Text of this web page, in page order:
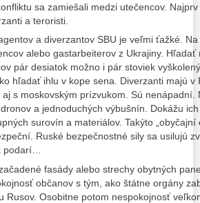
sa zamiešali medzi utečencov.
a teroristi.
a diverzantov SBU je veľmi ťažké.
alebo gastarbeiterov z Ukrajiny.
pár desiatok možno i pár stoviek
hľadať ihlu v kope sena. Diverzanti majú
s moskovským prízvukom. Sú nenápadní.
a jednoduchých výbušnín. Dokážu
surovín a materiálov. Takýto
Ruské bezpečnostné sily sa usilujú
podarí…
fasády alebo strechy obytných
občanov s tým, ako štátne orgány
Rusov. Osobitne potom nespokojnosť